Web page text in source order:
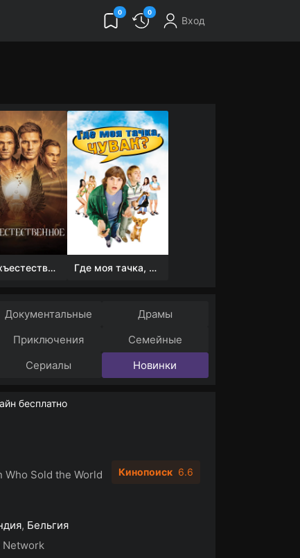
0 0
Вход
Сверхъестественное Где моя тачка, чувак?
Документальные
Драмы
Приключения
Семейные
Сериалы Новинки
бесплатно
Who Sold the World
, Бельгия
Network
Кинопоиск 6.6